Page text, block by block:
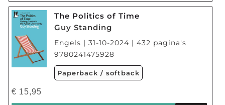
The Politics of Time
Guy Standing
Engels | 31-10-2024 | 432 pagina's
9780241475928
Paperback / softback
€ 15,95